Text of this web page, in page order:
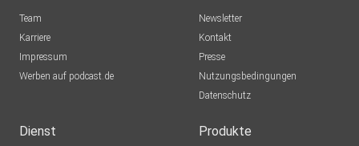
Team
Karriere
Impressum
Werben auf podcast.de
Newsletter
Kontakt
Presse
Nutzungsbedingungen
Datenschutz
Dienst Produkte